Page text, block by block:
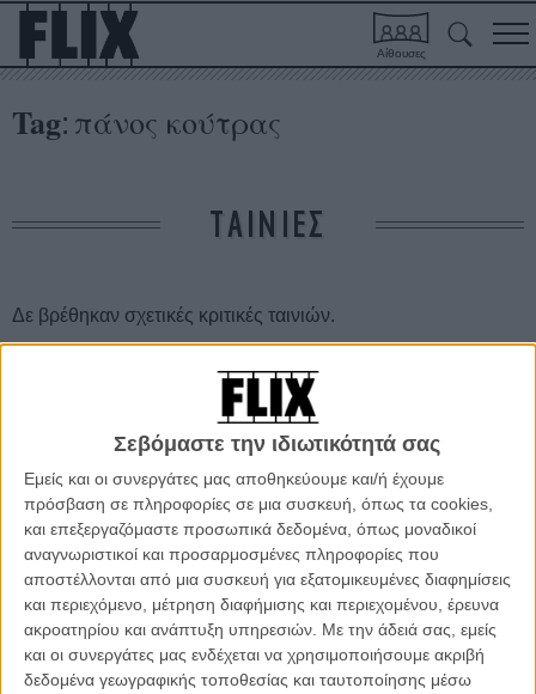
Σεβόμαστε την ιδιωτικότητά σας
Εμείς και οι συνεργάτες μας αποθηκεύουμε και/ή έχουμε
πρόσβαση σε πληροφορίες σε μια συσκευή, όπως τα cookies,
και επεξεργαζόμαστε προσωπικά δεδομένα, όπως μοναδικοί
αναγνωριστικοί και προσαρμοσμένες πληροφορίες που
αποστέλλονται από μια συσκευή για εξατομικευμένες διαφημίσεις
και περιεχόμενο, μέτρηση διαφήμισης και περιεχομένου, έρευνα
ακροατηρίου και ανάπτυξη υπηρεσιών. Με την άδειά σας, εμείς
και οι συνεργάτες μας ενδέχεται να χρησιμοποιήσουμε ακριβή
δεδομένα γεωγραφικής τοποθεσίας και ταυτοποίησης μέσω
Αίθουσες
Tag: πάνος κούτρας
ΤΑΙΝΙΕΣ
Δε βρέθηκαν σχετικές κριτικές ταινιών.
ΑΡΘΡΑ
6 Σκηνοθέτες στην Ελλάδα της Κρίσης
ΘΕΜΑΤΑ /26 ΑΠΡ 2012/ Flix Team
Το γαλλικό Télérama αναρωτιέται: «Μετά τον
Αγγελόπουλο, το χάος;»
Λήδα Γαλανού
Πρώτες επίσημες φωτογραφίες από το «Xenia» του
Πάνου Χ. Κούτρα